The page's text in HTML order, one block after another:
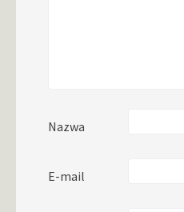
Nazwa
E-mail